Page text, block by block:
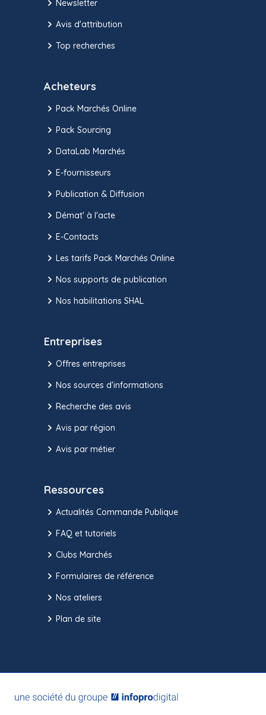
Newsletter
Avis d'attribution
Top recherches
Acheteurs
Pack Marchés Online
Pack Sourcing
DataLab Marchés
E-fournisseurs
Publication & Diffusion
Démat' à l'acte
E-Contacts
Les tarifs Pack Marchés Online
Nos supports de publication
Nos habilitations SHAL
Entreprises
Offres entreprises
Nos sources d'informations
Recherche des avis
Avis par région
Avis par métier
Ressources
Actualités Commande Publique
FAQ et tutoriels
Clubs Marchés
Formulaires de référence
Nos ateliers
Plan de site